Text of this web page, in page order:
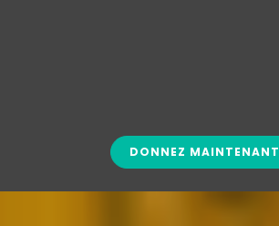
DONNEZ MAINTENANT